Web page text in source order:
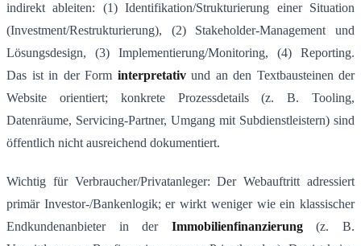
indirekt ableiten: (1) Identifikation/Strukturierung einer Situation
(Investment/Restrukturierung), (2) Stakeholder-Management und
Lösungsdesign, (3) Implementierung/Monitoring, (4) Reporting.
Das ist in der Form interpretativund an den Textbausteinen der
Website orientiert; konkrete Prozessdetails (z. B. Tooling,
Datenräume, Servicing-Partner, Umgang mit Subdienstleistern) sind
öffentlich nicht ausreichend dokumentiert.
Wichtig für Verbraucher/Privatanleger: Der Webauftritt adressiert
primär Investor-/Bankenlogik; er wirkt weniger wie ein klassischer
Endkundenanbieter in der Immobilienfinanzierung(z. B.